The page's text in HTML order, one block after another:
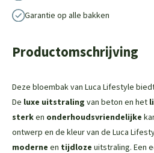
Garantie op alle bakken
Productomschrijving
Deze bloembak van Luca Lifestyle
De luxe uitstraling van beton en het
sterken onderhoudsvriendelijke
ontwerp en de kleur van de Luca
moderne en tijdloze uitstraling. Een